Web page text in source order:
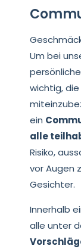
Um bei
wichtig, die
ein
alle
Risiko,
vor Augen
Gesichter.
Innerhalb
alle unter